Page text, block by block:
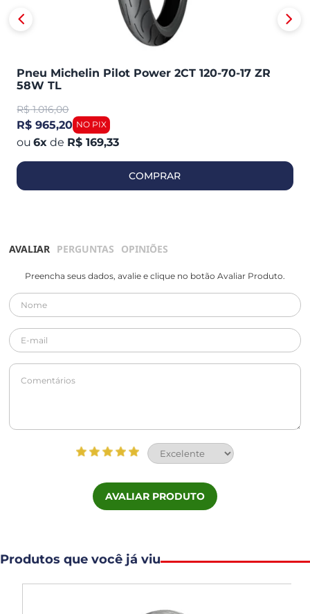
Pneu Michelin Pilot Power 2CT 120-70-17 ZR
58W TL
R$ 1.016,00
R$ 965,20
6x de R$ 169,33
COMPRAR
AVALIAR PERGUNTAS OPINIÕES
Preencha seus dados, avalie e clique no botão Avaliar Produto.
AVALIAR PRODUTO
Produtos que você já viu